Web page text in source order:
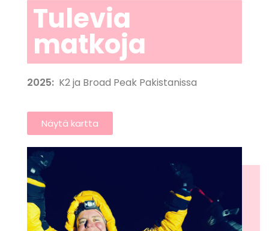
Tulevia
matkoja
2025: K2 ja Broad Peak Pakistanissa
Näytä kartta